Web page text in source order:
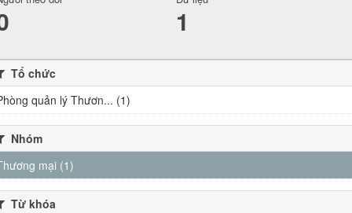
1
Tổ chức
quản lý Thươn... (1)
Nhóm
mại (1)
Từ khóa